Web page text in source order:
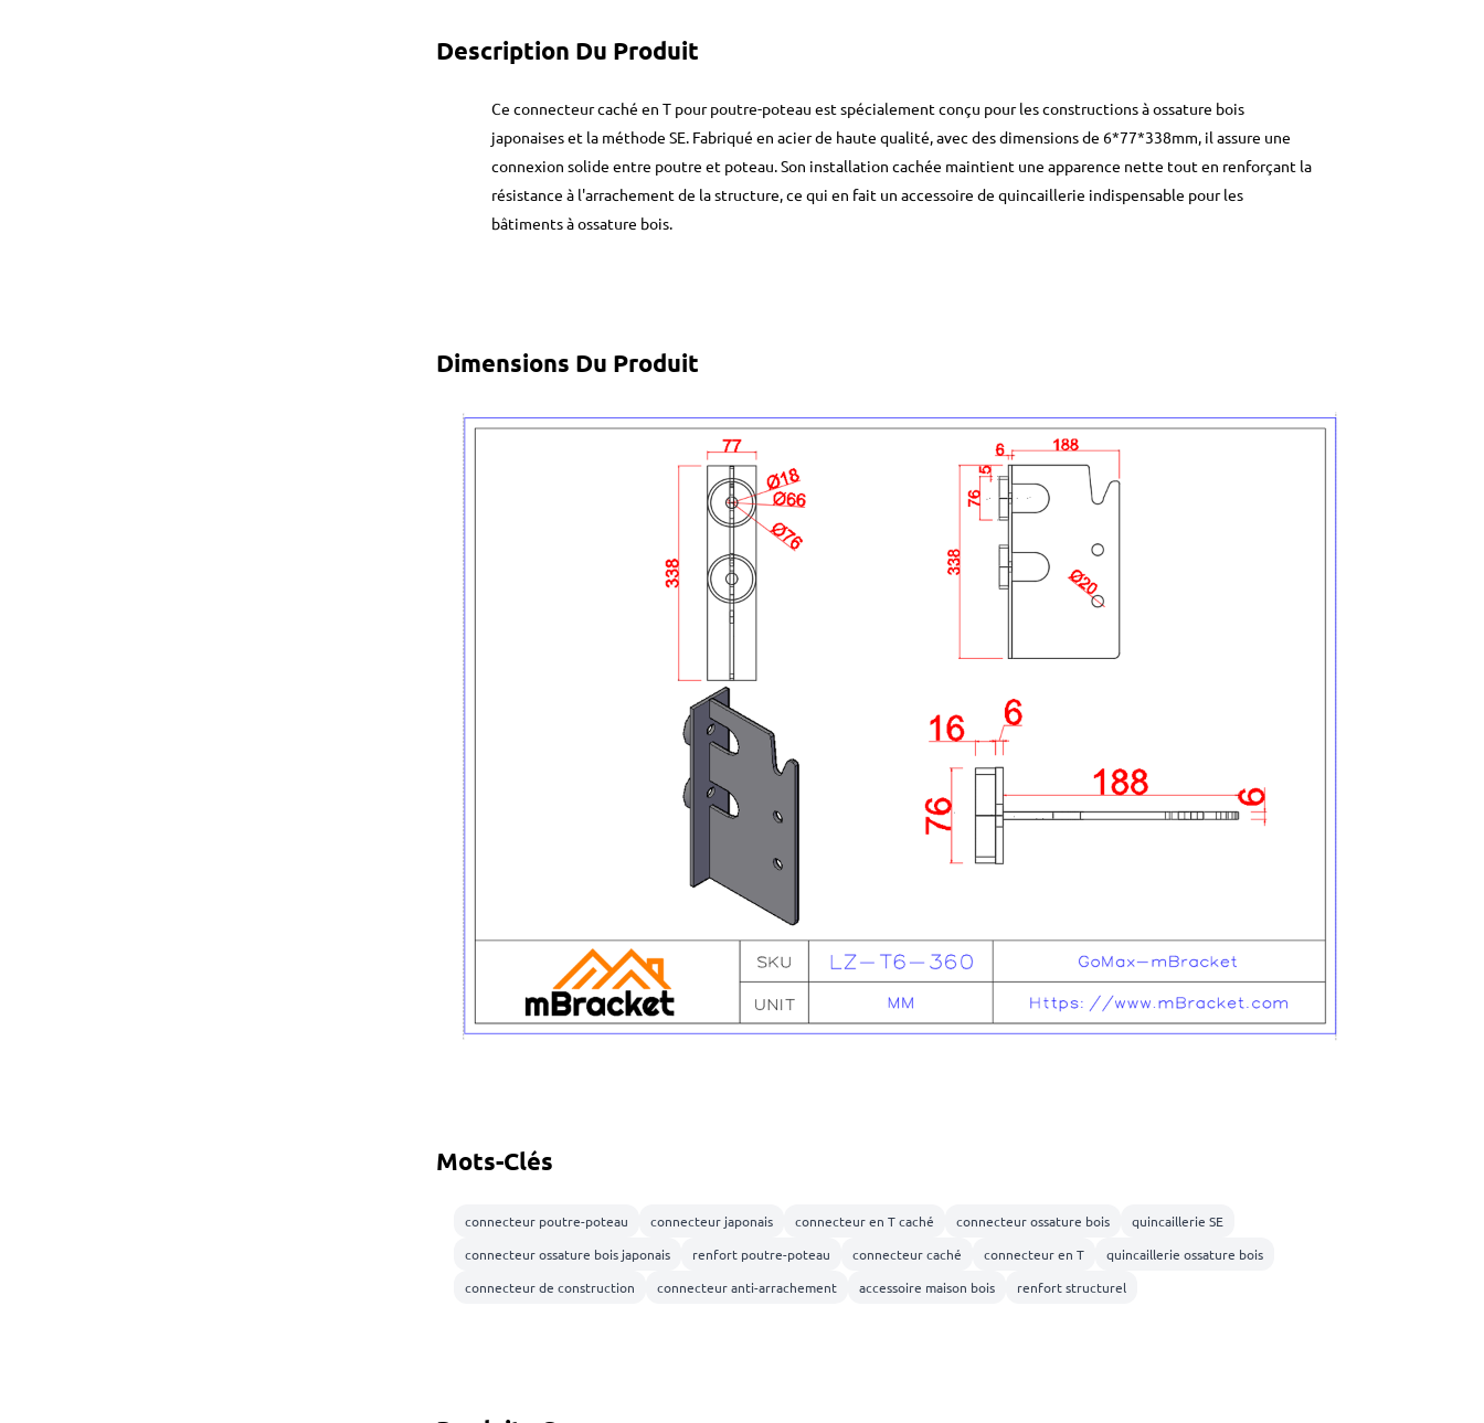
Description Du Produit
Ce connecteur caché en T pour poutre-poteau est spécialement conçu pour les constructions à ossature bois
japonaises et la méthode SE. Fabriqué en acier de haute qualité, avec des dimensions de 6*77*338mm, il assure une
connexion solide entre poutre et poteau. Son installation cachée maintient une apparence nette tout en renforçant la
résistance à l'arrachement de la structure, ce qui en fait un accessoire de quincaillerie indispensable pour les
bâtiments à ossature bois.
Dimensions Du Produit
Mots-Clés
connecteur poutre-poteau connecteur japonais connecteur en T caché connecteur ossature bois
quincaillerie SE
connecteur ossature bois japonais
renfort poutre-poteau connecteur caché connecteur en T
quincaillerie ossature bois
connecteur de construction
connecteur anti-arrachement accessoire maison bois renfort structurel